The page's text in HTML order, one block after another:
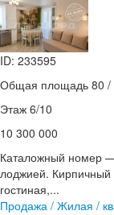
ID: 233595
Общая площадь 80 /
Этаж 6/10
10 300 000
Каталожный номер
лоджией. Кирпичный
гостиная,...
Продажа / Жилая /